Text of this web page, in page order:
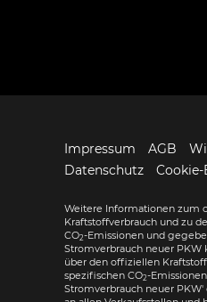
Impressum AGB
Datenschutz
Weitere Informationen zum
Kraftstoffverbrauch und zu
CO2-Emissionen und
Stromverbrauch neuer
über den offiziellen
spezifischen CO2-
Stromverbrauch neuer